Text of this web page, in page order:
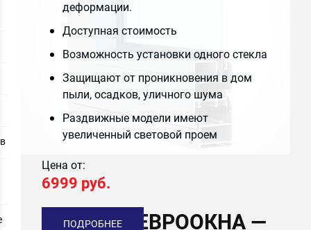
деформации.
Доступная стоимость
Возможность установки одного стекла
Защищают от проникновения в дом
пыли, осадков, уличного шума
Раздвижные модели имеют
увеличенный световой проем
Цена от:
6999 руб.
ПОДРОБНЕЕ
ПОЧЕМУ ЕВРООКНА —